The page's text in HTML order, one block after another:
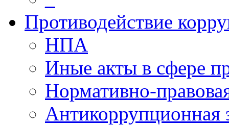
Противодействие
НПА
Иные акты в сфере
Нормативно-
Антикоррупционная